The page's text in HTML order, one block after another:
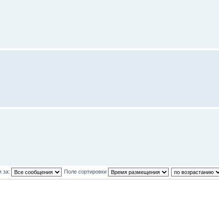
за: Поле сортировки